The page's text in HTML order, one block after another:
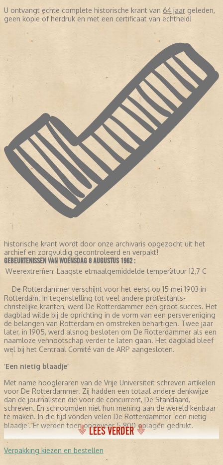
U ontvangt echte complete historische krant van 64 jaar geleden,
geen kopie of herdruk en met een certificaat van echtheid!
historische krant wordt door onze archivaris opgezocht uit het
archief en zorgvuldig gecontroleerd en verpakt!
GEBEURTENISSEN VAN WOENSDAG 8 AUGUSTUS 1962 :
Weerextremen: Laagste etmaalgemiddelde temperatuur 12,7 C
De Rotterdammer verschijnt voor het eerst op 15 mei 1903 in
Rotterdam. In tegenstelling tot veel andere protestants-
christelijke kranten, werd De Rotterdammer een groot succes. Het
dagblad wilde bij de oprichting in de vorm van een persvereniging
de belangen van Rotterdam en omstreken behartigen. Twee jaar
later, in 1905, werd alsnog besloten om De Rotterdammer als een
naamloze vennootschap verder te laten gaan. Het dagblad bleef
wel bij het Centraal Comité van de ARP aangesloten.
‘Een nietig blaadje’
Met name hoogleraren van de Vrije Universiteit schreven artikelen
voor De Rotterdammer. Zij hadden een totaal andere denkwijze
dan de journalisten die voor de concurrent, De Standaard,
schreven. En schroomden niet hun mening aan de wereld kenbaar
te maken. In die tijd vonden velen De Rotterdammer ‘een nietig
blaadje’. Er werden toen ongeveer 5.800 oplagen gedrukt.
De grootste van Nederland
Omstreeks 1930 ontwikkelde De Rotterdammer zich van politiek
LEES VERDER
Verpakking kiezen en bestellen